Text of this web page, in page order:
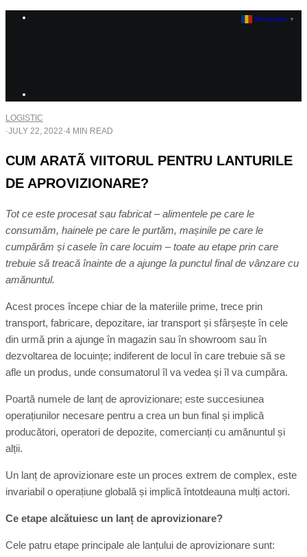
LOGISTIC
·JULY 22, 2022·4 MIN READ
CUM ARATÃ VIITORUL PENTRU LANTURILE
DE APROVIZIONARE?
Tot ce este procesat sau fabricat – alimentele pe care le
consumăm, hainele pe care le purtăm, mașinile pe care le
cumpărăm și casele în care locuim – toate au etape prin care
trebuie să treacă înainte de a ajunge la punctul final de vânzare cu
amănuntul.
Acest proces începe chiar de la materiile prime, trece prin
transport, fabricare, depozitare, iar transport și sfârșește în cele
din urmă prin a ajunge în magazin sau în showroom sau în
dezvoltarea de locuințe; indiferent de locul în care trebuie să se
afle un produs, unde consumatorul îl va vedea și îl va cumpăra.
Poartă numele de lanț de aprovizionare; este succesiunea
operațiunilor necesare pentru a crea un bun final și implică
producători, operatori de depozite, comercianți cu amănuntul și
alții.
Un lanț de aprovizionare este un proces extrem de complex, este
invariabil o operațiune globală și implică întotdeauna mulți actori.
Ce etape alcătuiesc un lanț de aprovizionare?
Cele patru etape principale ale lanțului de aprovizionare sunt:
Romanian ▼